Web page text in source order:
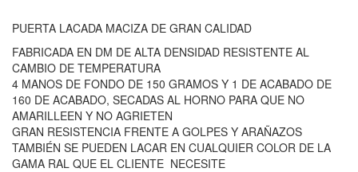
PUERTA LACADA MACIZA DE GRAN CALIDAD
FABRICADA EN DM DE ALTA DENSIDAD RESISTENTE AL
CAMBIO DE TEMPERATURA
4 MANOS DE FONDO DE 150 GRAMOS Y 1 DE ACABADO DE
160 DE ACABADO, SECADAS AL HORNO PARA QUE NO
AMARILLEEN Y NO AGRIETEN
GRAN RESISTENCIA FRENTE A GOLPES Y ARAÑAZOS
TAMBIÉN SE PUEDEN LACAR EN CUALQUIER COLOR DE LA
GAMA RAL QUE EL CLIENTE NECESITE